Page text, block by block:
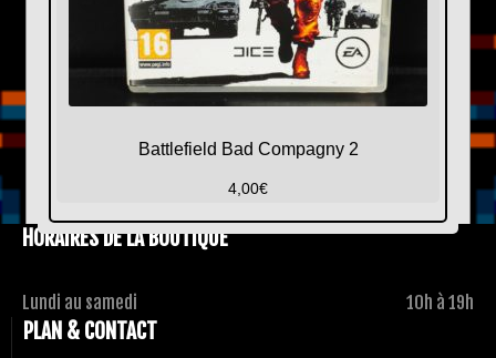
Battlefield Bad Compagny 2
4,00€
HORAIRES DE LA BOUTIQUE
Lundi au samedi 10h à 19h
PLAN & CONTACT